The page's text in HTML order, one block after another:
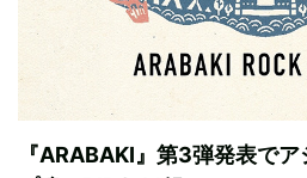
『ARABAKI』第3弾発表で